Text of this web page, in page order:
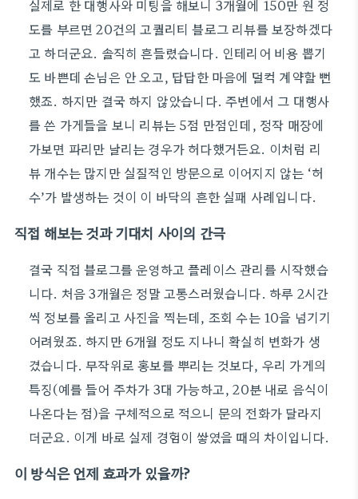
실제로 한 대행사와 미팅을 해보니 3개월에 150만 원 정
도를 부르면 20건의 고퀄리티 블로그 리뷰를 보장하겠다
고 하더군요. 솔직히 흔들렸습니다. 인테리어 비용 뽑기
도 바쁜데 손님은 안 오고, 답답한 마음에 덜컥 계약할 뻔
했죠. 하지만 결국 하지 않았습니다. 주변에서 그 대행사
를 쓴 가게들을 보니 리뷰는 5점 만점인데, 정작 매장에
가보면 파리만 날리는 경우가 허다했거든요. 이처럼 리
뷰 개수는 많지만 실질적인 방문으로 이어지지 않는 ‘허
수’가 발생하는 것이 이 바닥의 흔한 실패 사례입니다.
직접 해보는 것과 기대치 사이의 간극
결국 직접 블로그를 운영하고 플레이스 관리를 시작했습
니다. 처음 3개월은 정말 고통스러웠습니다. 하루 2시간
씩 정보를 올리고 사진을 찍는데, 조회 수는 10을 넘기기
어려웠죠. 하지만 6개월 정도 지나니 확실히 변화가 생
겼습니다. 무작위로 홍보를 뿌리는 것보다, 우리 가게의
특징(예를 들어 주차가 3대 가능하고, 20분 내로 음식이
나온다는 점)을 구체적으로 적으니 문의 전화가 달라지
더군요. 이게 바로 실제 경험이 쌓였을 때의 차이입니다.
이 방식은 언제 효과가 있을까?